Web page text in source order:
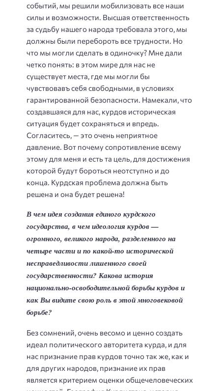
событий, мы решили мобилизовать все наши
силы и возможности. Высшая ответственность
за судьбу нашего народа требовала этого, мы
должны были перебороть все трудности. Но
что мы могли сделать в одиночку? Мне дали
четко понять: в этом мире для нас не
существует места, где мы могли бы
чувствовавъ себя свободными, в условиях
гарантированной безопасности. Намекали, что
создавшаяся для нас, курдов историческая
ситуация будет сохраняться и впредь.
Согласитесь, — это очень неприятное
давление. Вот почему сопротивление всему
этому для меня и есть та цель, для достижения
которой будут бороться неотступно и до
конца. Курдская проблема должна быть
решена и она будет решена!
В чем идея создания единого курдского
государства, в чем идеологиякурдов —
огромного, великого народа, разделенного на
четыре части и по какой-то исторической
несправедливости лишенного своей
государственности? Какова история
национально-освободительной борьбы курдов и
как Вывидите свою роль в этой многовековой
борьбе?
Без сомнений, очень весомо и ценно создать
идеал политического авторитета курда, и для
нас признание прав курдов точно так же, как и
для других народов, признание их прав
является критерием оценки общечеловеческих